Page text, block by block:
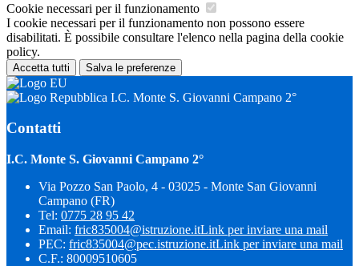
Cookie necessari per il funzionamento
I cookie necessari per il funzionamento non possono essere
disabilitati. È possibile consultare l'elenco nella pagina della cookie
policy.
Accetta tutti Salva le preferenze
I.C. Monte S. Giovanni Campano 2°
Contatti
I.C. Monte S. Giovanni Campano 2°
Via Pozzo San Paolo, 4 - 03025 - Monte San Giovanni
Campano (FR)
Tel: 0775 28 95 42
Email: fric835004@istruzione.itLink per inviare una mail
PEC: fric835004@pec.istruzione.itLink per inviare una mail
C.F.: 80009510605